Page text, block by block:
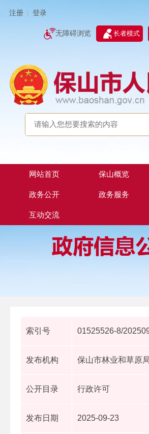
注册 登录
无障碍浏览 长者模式
网站首页 保山概览
政务公开 政务服务
互动交流
索引号 01525526-8/
发布机构 保山市林业和草原
公开目录 行政许可
发布日期 2025-09-23